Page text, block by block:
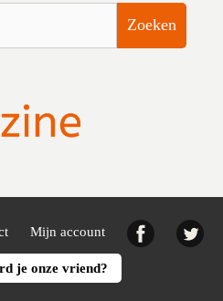
Zoeken
Mijn account Facebook
je onze vriend?